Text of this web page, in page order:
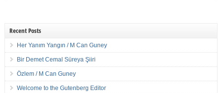
Recent Posts
Her Yanım Yangın / M Can Guney
Bir Demet Cemal Süreya Şiiri
Özlem / M Can Guney
Welcome to the Gutenberg Editor